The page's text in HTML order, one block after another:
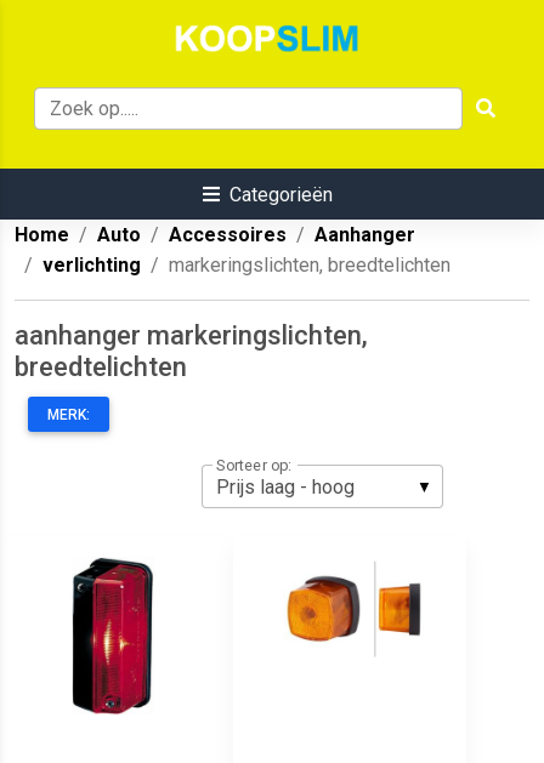
Categorieën
Home
Auto Accessoires
Aanhanger
verlichting
markeringslichten, breedtelichten
aanhanger markeringslichten,
breedtelichten
MERK:
Sorteer op: